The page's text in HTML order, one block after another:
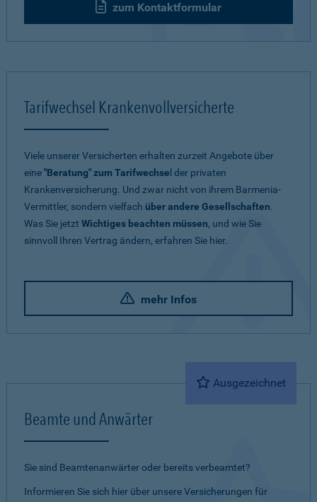
zum Kontaktformular
Tarifwechsel Krankenvollversicherte
Viele unserer Versicherten erhalten zurzeit Angebote über
eine"Beratung" zum Tarifwechse l der privaten
Krankenversicherung. Und zwar nicht von ihrem Barmenia-
Vermittler, sondern vielfach über andere Gesellschaften.
Was Sie jetzt Wichtiges beachten müssen, und wie Sie
sinnvoll Ihren Vertrag ändern, erfahren Sie hier.
mehr Infos
Ausgezeichnet
Beamte und Anwärter
Sie sind Beamtenanwärter oder bereits verbeamtet?
Informieren Sie sich hier über unsere Versicherungen für